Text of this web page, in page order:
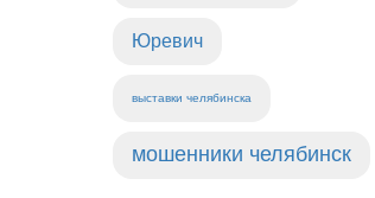
Юревич
выставки челябинска
мошенники челябинск